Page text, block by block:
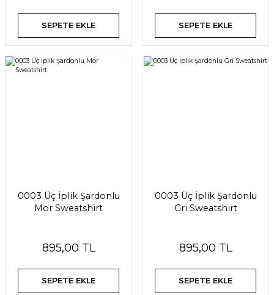
SEPETE EKLE SEPETE EKLE
0003 Üç İplik Şardonlu
Mor Sweatshirt
895,00 TL
SEPETE EKLE
0003 Üç İplik Şardonlu
Gri Sweatshirt
895,00 TL
SEPETE EKLE